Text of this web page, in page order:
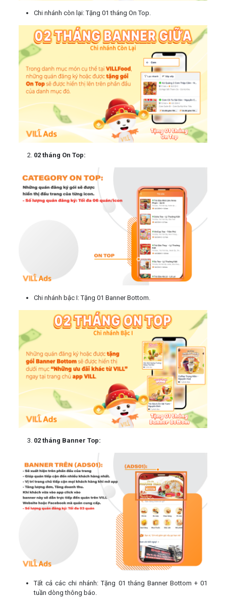
Chi nhánh còn lại: Tặng 01 tháng On Top.
02 tháng On Top:
Chi nhánh bậc I: Tặng 01 Banner Bottom.
02 tháng Banner Top:
Tất cả các chi nhánh: Tặng 01 tháng Banner Bottom + 01
tuần dòng thông báo.